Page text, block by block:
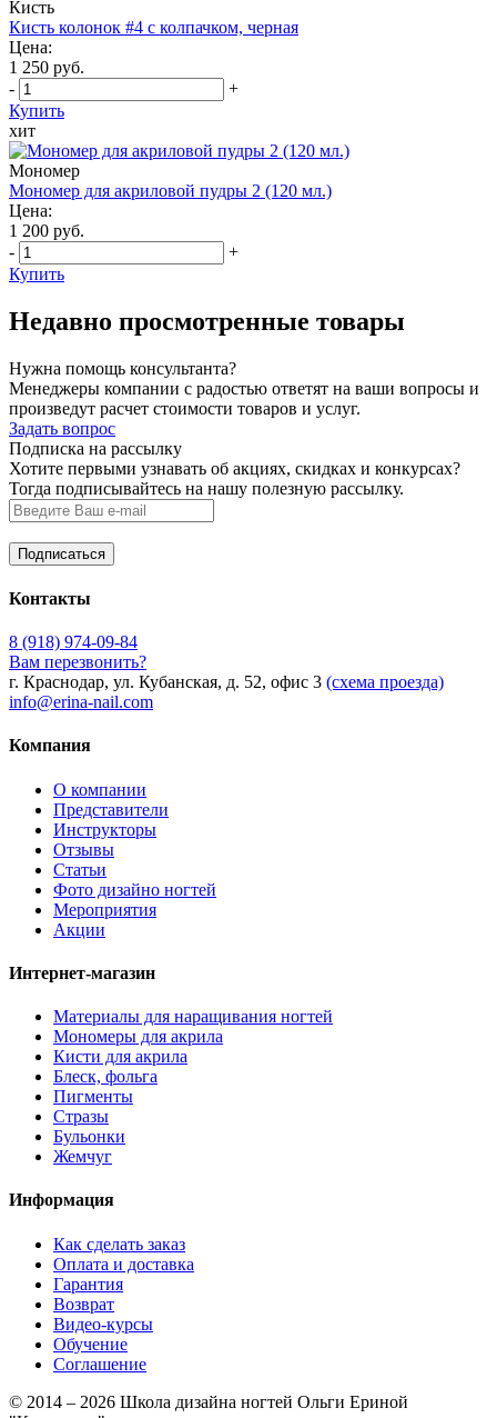
Кисть
Кисть колонок #4 с колпачком, черная
Цена:
1 250 руб.
-
+
Купить
хит
Мономер
Мономер для акриловой пудры 2 (120 мл.)
Цена:
1 200 руб.
-
+
Купить
Недавно просмотренные товары
Нужна помощь консультанта?
Менеджеры компании с радостью ответят на ваши вопросы и
произведут расчет стоимости товаров и услуг.
Задать вопрос
Подписка на рассылку
Хотите первыми узнавать об акциях, скидках и конкурсах?
Тогда подписывайтесь на нашу полезную рассылку.
Контакты
8 (918) 974-09-84
Вам перезвонить?
г. Краснодар, ул. Кубанская, д. 52, офис 3 (схема проезда)
info@erina-nail.com
Компания
О компании
Представители
Инструкторы
Отзывы
Статьи
Фото дизайно ногтей
Мероприятия
Акции
Интернет-магазин
Материалы для наращивания ногтей
Мономеры для акрила
Кисти для акрила
Блеск, фольга
Пигменты
Стразы
Бульонки
Жемчуг
Информация
Как сделать заказ
Оплата и доставка
Гарантия
Возврат
Видео-курсы
Обучение
Соглашение
© 2014 – 2026 Школа дизайна ногтей Ольги Ериной